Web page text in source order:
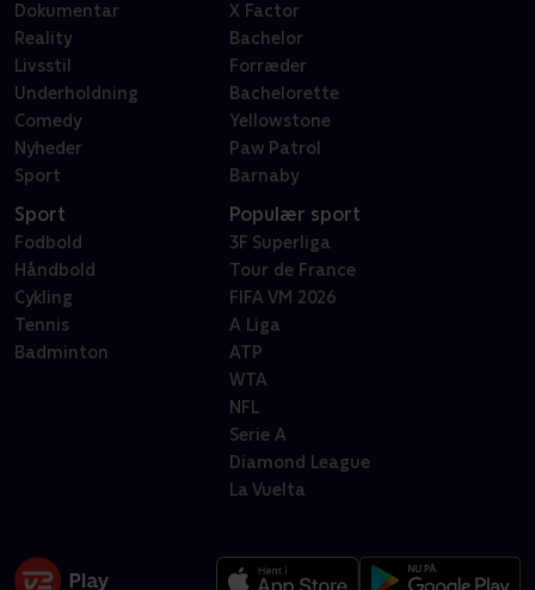
Dokumentar
Reality
Livsstil
Underholdning
Comedy
Nyheder
Sport
X Factor
Bachelor
Forræder
Bachelorette
Yellowstone
Paw Patrol
Barnaby
Sport
Fodbold
Håndbold
Cykling
Tennis
Badminton
Populær sport
3F Superliga
Tour de France
FIFA VM 2026
A Liga
ATP
WTA
NFL
Serie A
Diamond League
La Vuelta